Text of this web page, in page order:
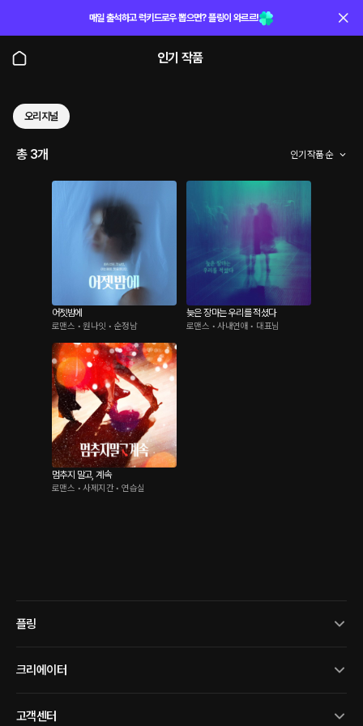
매일 출석하고 럭키드로우 뽑으면? 플링이 와르르!
인기 작품
오리지널
총 3개 인기 작품 순
어젯밤에
로맨스 • 원나잇 • 순정남
늦은 장마는 우리를 적셨다
로맨스 • 사내연애 • 대표님
멈추지 말고, 계속
로맨스 • 사제지간 • 연습실
플링
크리에이터
고객센터